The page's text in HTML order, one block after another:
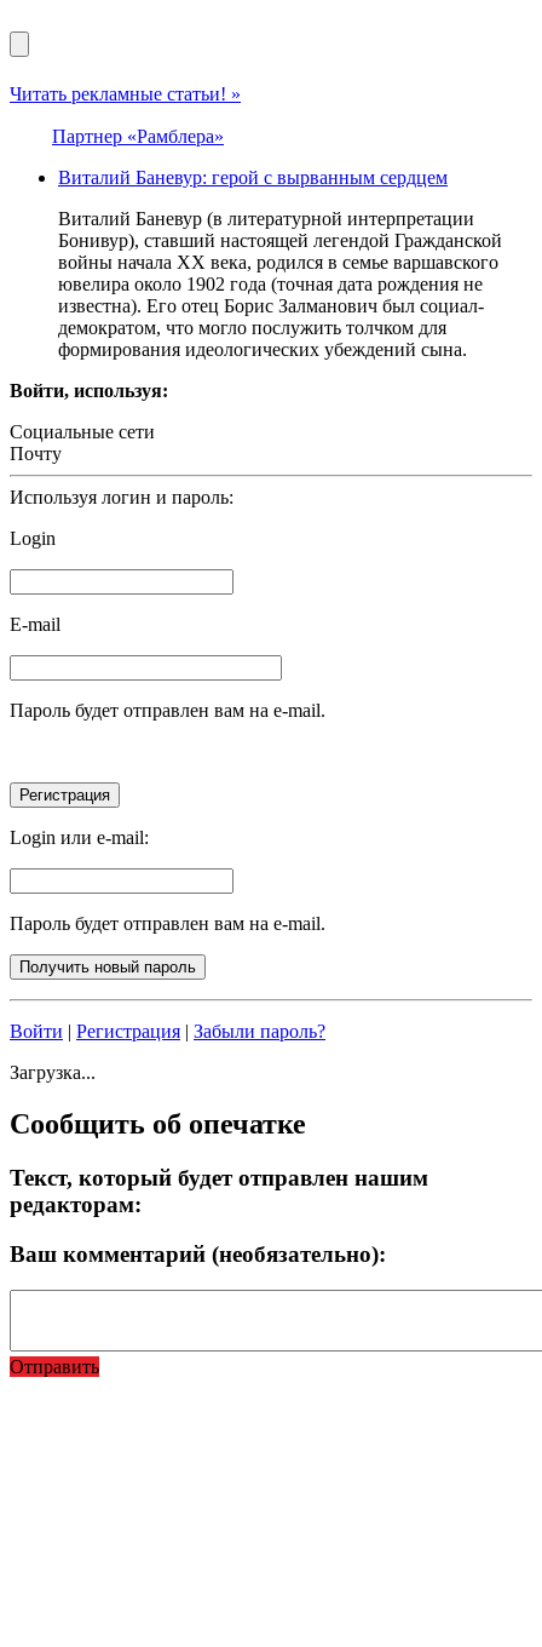
Читать рекламные статьи! »
Партнер «Рамблера»
Виталий Баневур: герой с вырванным сердцем
Виталий Баневур (в литературной интерпретации
Бонивур), ставший настоящей легендой Гражданской
войны начала XX века, родился в семье варшавского
ювелира около 1902 года (точная дата рождения не
известна). Его отец Борис Залманович был социал-
демократом, что могло послужить толчком для
формирования идеологических убеждений сына.
Войти, используя:
Социальные сети
Почту
Используя логин и пароль:
Login
E-mail
Пароль будет отправлен вам на e-mail.
Login или e-mail:
Пароль будет отправлен вам на e-mail.
Войти | Регистрация | Забыли пароль?
Загрузка...
Сообщить об опечатке
Текст, который будет отправлен нашим
редакторам:
Ваш комментарий (необязательно):
Отправить